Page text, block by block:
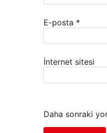
E-posta *
İnternet sitesi
Daha sonraki